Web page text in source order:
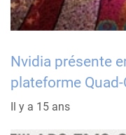
Nvidia présente
plateforme
Il y a 15 ans